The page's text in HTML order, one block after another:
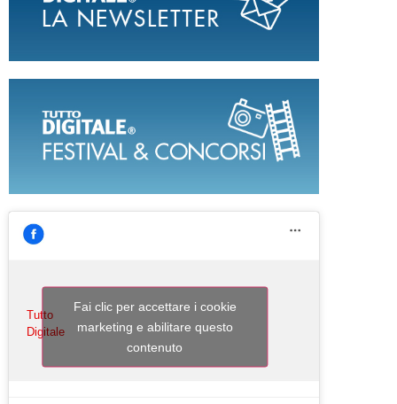
Tutto
Digitale
Fai clic per accettare i cookie
marketing e abilitare questo
contenuto